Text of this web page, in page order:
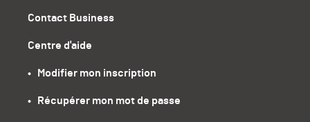
Contact Business
Centre d'aide
•   Modifier mon inscription
•   Récupérer mon mot de passe